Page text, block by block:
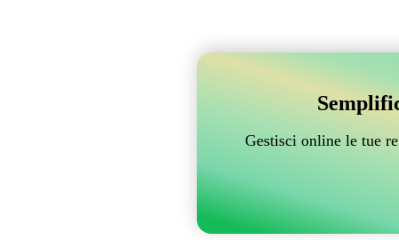
Gestisci online le tue